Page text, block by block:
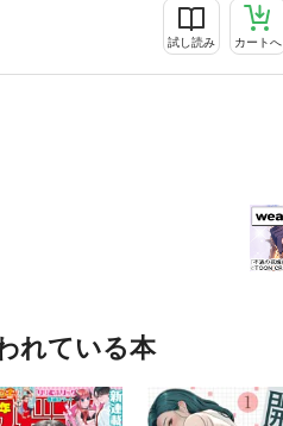
試し読み カートへ
れている本